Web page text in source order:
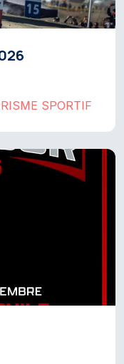
SPORTIF